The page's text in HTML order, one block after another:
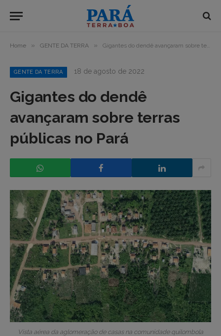
Home » GENTE DA TERRA » Gigantes do dendê avançaram sobre terras públicas no Pará
GENTE DA TERRA 18 de agosto de 2022
Gigantes do dendê
avançaram sobre terras
públicas no Pará
Vista aérea da aglomeração de casas na comunidade quilombola